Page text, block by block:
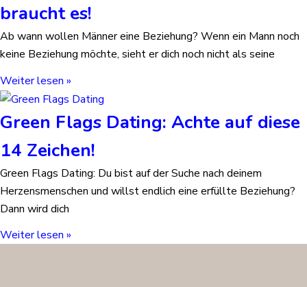
braucht es!
Ab wann wollen Männer eine Beziehung? Wenn ein Mann noch
keine Beziehung möchte, sieht er dich noch nicht als seine
Weiter lesen »
Green Flags Dating: Achte auf diese
14 Zeichen!
Green Flags Dating: Du bist auf der Suche nach deinem
Herzensmenschen und willst endlich eine erfüllte Beziehung?
Dann wird dich
Weiter lesen »